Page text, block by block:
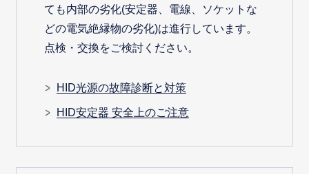
ても内部の劣化(安定器、電線、ソケットな
どの電気絶縁物の劣化)は進行しています。
点検・交換をご検討ください。
HID光源の故障診断と対策
HID安定器 安全上のご注意